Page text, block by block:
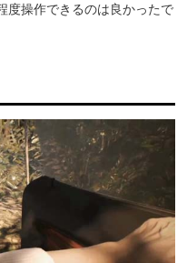
度操作できるのは良かったで